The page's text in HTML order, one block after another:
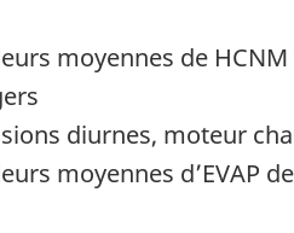
moyennes de
diurnes, moteur
moyennes d’EVAP